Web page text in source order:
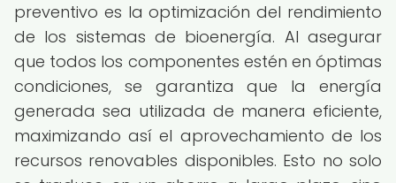
preventivo es la optimización del rendimiento
de los sistemas de bioenergía. Al asegurar
que todos los componentes estén en óptimas
condiciones, se garantiza que la energía
generada sea utilizada de manera eficiente,
maximizando así el aprovechamiento de los
recursos renovables disponibles. Esto no solo